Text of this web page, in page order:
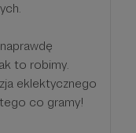
to robimy.
eklektycznego
co gramy!